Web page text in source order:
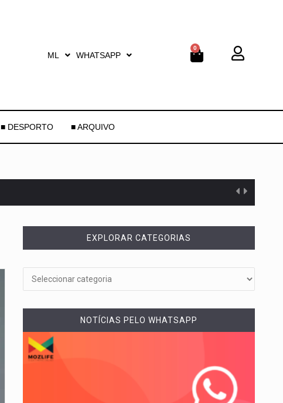
ML WHATSAPP
0
■ DESPORTO ■ ARQUIVO
EXPLORAR CATEGORIAS
NOTÍCIAS PELO WHATSAPP